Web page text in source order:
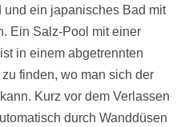
und ein japanisches Bad mit
Ein Salz-Pool mit einer
in einem abgetrennten
finden, wo man sich der
Kurz vor dem Verlassen
durch Wanddüsen